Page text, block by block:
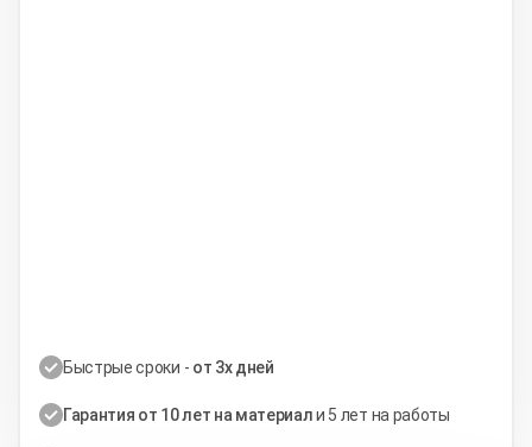
Быстрые сроки - от 3х дней
Гарантия от 10 лет на материали 5 лет на работы